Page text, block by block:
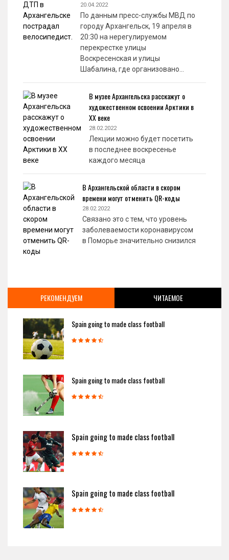
20.04.2022
По данным пресс-службы МВД по
городу Архангельск, 19 апреля в
20:30 на нерегулируемом
перекрестке улицы
Воскресенская и улицы
Шабалина, где организовано…
В музее Архангельска расскажут о
художественном освоении Арктики в
XX веке
28.02.2022
Лекции можно будет посетить
в последнее воскресенье
каждого месяца
В Архангельской области в скором
времени могут отменить QR-коды
28.02.2022
Связано это с тем, что уровень
заболеваемости коронавирусом
в Поморье значительно снизился
РЕКОМЕНДУЕМ ЧИТАЕМОЕ
Spain going to made class football
Spain going to made class football
Spain going to made class football
Spain going to made class football